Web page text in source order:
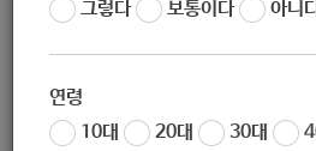
그렇다
보통이다 아니
연령
10대
20대 30대
작성일 2020-10-28 14:09
안내드립니다.